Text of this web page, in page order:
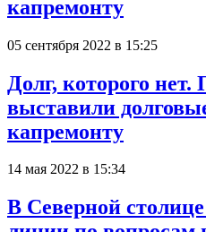
капремонту
05 сентября 2022 в 15:25
Долг, которого
выставили
капремонту
14 мая 2022 в 15:34
В Северной